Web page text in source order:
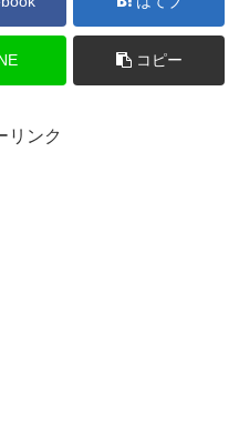
コピー
リンク